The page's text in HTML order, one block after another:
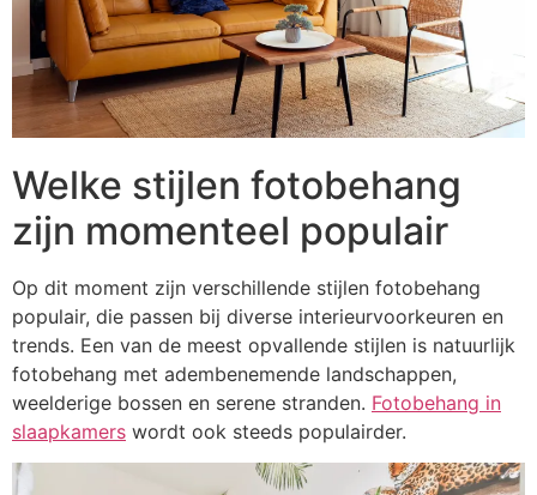
Welke stijlen fotobehang
zijn momenteel populair
Op dit moment zijn verschillende stijlen fotobehang
populair, die passen bij diverse interieurvoorkeuren en
trends. Een van de meest opvallende stijlen is natuurlijk
fotobehang met adembenemende landschappen,
weelderige bossen en serene stranden. Fotobehang in
slaapkamers wordt ook steeds populairder.